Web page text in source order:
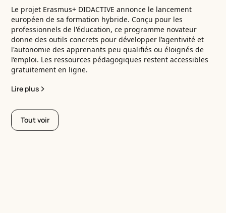
Le projet Erasmus+ DIDACTIVE annonce le lancement
européen de sa formation hybride. Conçu pour les
professionnels de l'éducation, ce programme novateur
donne des outils concrets pour développer l’agentivité et
l'autonomie des apprenants peu qualifiés ou éloignés de
l’emploi. Les ressources pédagogiques restent accessibles
gratuitement en ligne.
Lire plus
Tout voir